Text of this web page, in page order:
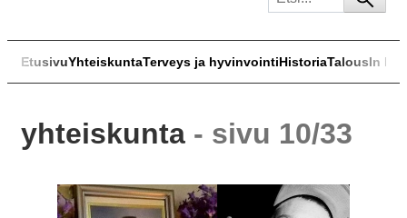
EtusivuYhteiskuntaTerveys ja hyvinvointiHistoriaTalousIn
yhteiskunta - sivu 10/33